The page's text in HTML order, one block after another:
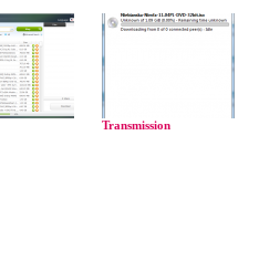
Transmission